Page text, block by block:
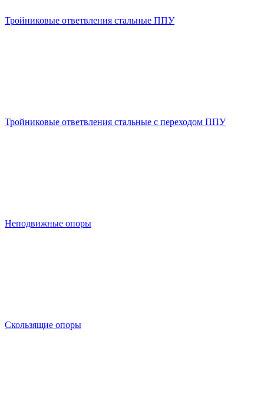
Тройниковые ответвления стальные ППУ
Тройниковые ответвления стальные с переходом ППУ
Неподвижные опоры
Скользящие опоры